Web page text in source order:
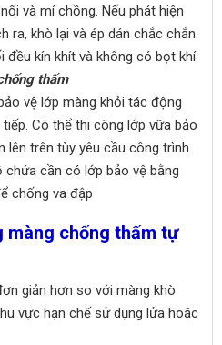
và mí chồng. Nếu phát hiện
ra, khò lại và ép dán chắc chắn.
kín khít và không có bọt khí
thấm
vệ lớp màng khỏi tác động
Có thể thi công lớp vữa bảo
lên trên tùy yêu cầu công trình.
chứa cần có lớp bảo vệ bằng
chống va đập
màng chống thấm tự
giản hơn so với màng khò
vực hạn chế sử dụng lửa hoặc